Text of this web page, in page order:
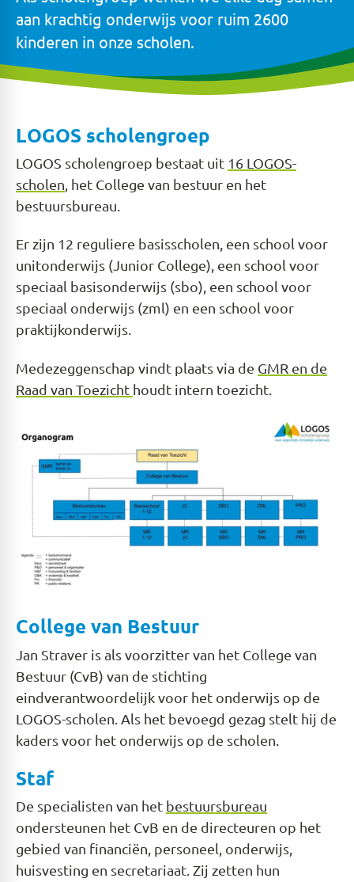
aan krachtig onderwijs voor ruim 2600
kinderen in onze scholen.
LOGOS scholengroep
LOGOS scholengroep bestaat uit 16 LOGOS-
scholen , het College van bestuur en het
bestuursbureau.
Er zijn 12 reguliere basisscholen, een school voor
unitonderwijs (Junior College), een school voor
speciaal basisonderwijs (sbo), een school voor
speciaal onderwijs (zml) en een school voor
praktijkonderwijs.
Medezeggenschap vindt plaats via de GMR en de
Raad van Toezicht houdt intern toezicht.
College van Bestuur
Jan Straver is als voorzitter van het College van
Bestuur (CvB) van de stichting
eindverantwoordelijk voor het onderwijs op de
LOGOS-scholen. Als het bevoegd gezag stelt hij de
kaders voor het onderwijs op de scholen.
Staf
De specialisten van het bestuursbureau
ondersteunen het CvB en de directeuren op het
gebied van financiën, personeel, onderwijs,
huisvesting en secretariaat. Zij zetten hun